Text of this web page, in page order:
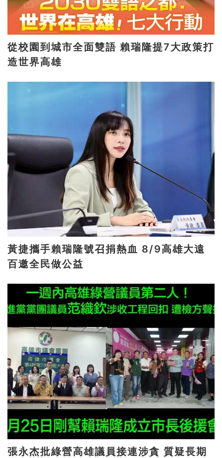
從校園到城市全面雙語 賴瑞隆提7大政策打
造世界高雄
黃捷攜手賴瑞隆號召捐熱血 8/9高雄大遠
百邀全民做公益
張永杰批綠營高雄議員接連涉貪 質疑長期